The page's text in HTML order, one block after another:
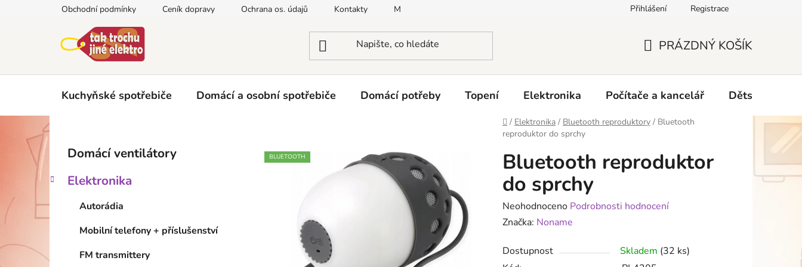
Obchodní podmínky Ceník dopravy Ochrana os. údajů Kontakty Moje objednávka Přihlášení Registrace
KOŠÍK
PRÁZDNÝ KOŠÍK
Kuchyňské spotřebiče Domácí a osobní spotřebiče Domácí potřeby Topení Elektronika Počítače a kancelář Dětské zboží
Domů
/ Elektronika / Bluetooth reproduktory / Bluetooth
reproduktor do sprchy
s
r
a
n
Přeskočit
kategorie
e
o
r
Domácí ventilátory
Elektronika
Autorádia
Mobilní telefony + příslušenství
FM transmittery
Bluetooth reproduktor
do sprchy
Průměrné
hodnocení
je
Neohodnoceno Podrobnosti hodnocení
Značka: Noname
Dostupnost Skladem (32 ks)
BLUETOOTH